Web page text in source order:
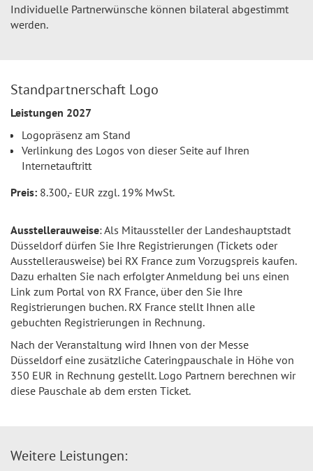
Individuelle Partnerwünsche können bilateral abgestimmt
werden.
Standpartnerschaft Logo
Leistungen 2027
Logopräsenz am Stand
Verlinkung des Logos von dieser Seite auf Ihren
Internetauftritt
Preis: 8.300,- EUR zzgl. 19% MwSt.
Ausstellerauweise: Als Mitaussteller der Landeshauptstadt
Düsseldorf dürfen Sie Ihre Registrierungen (Tickets oder
Ausstellerausweise) bei RX France zum Vorzugspreis kaufen.
Dazu erhalten Sie nach erfolgter Anmeldung bei uns einen
Link zum Portal von RX France, über den Sie Ihre
Registrierungen buchen. RX France stellt Ihnen alle
gebuchten Registrierungen in Rechnung.
Nach der Veranstaltung wird Ihnen von der Messe
Düsseldorf eine zusätzliche Cateringpauschale in Höhe von
350 EUR in Rechnung gestellt. Logo Partnern berechnen wir
diese Pauschale ab dem ersten Ticket.
Weitere Leistungen: